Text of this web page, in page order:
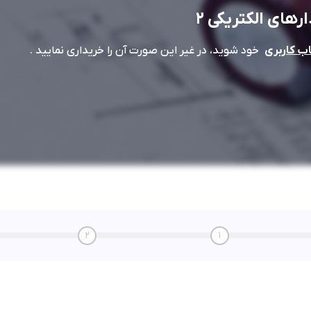
الکتریکی 2
کاربری خود شوید، در غیر این صورت آن را خریداری نمایید .
1
2